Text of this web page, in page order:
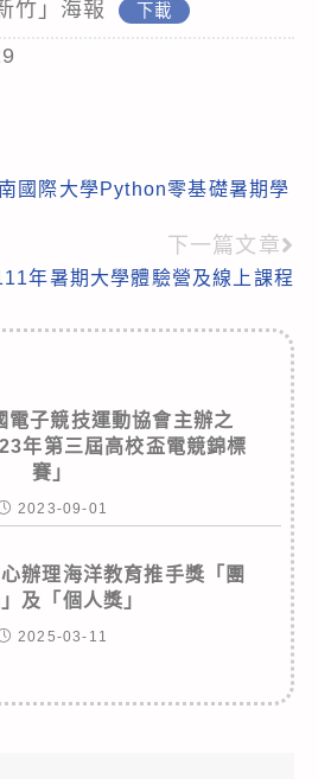
竹」海報 下載
國際大學Python零基礎暑期學
下一篇文章
年暑期大學體驗營及線上課程
電子競技運動協會主辦之
年第三屆高校盃電競錦標
賽」
2023-09-01
辦理海洋教育推手獎「團
及「個人獎」
2025-03-11